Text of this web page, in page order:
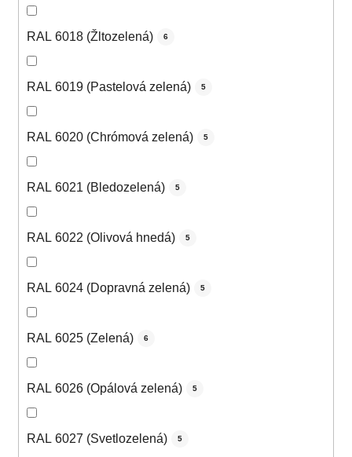
RAL 6018 (Žltozelená) 6
RAL 6019 (Pastelová zelená) 5
RAL 6020 (Chrómová zelená) 5
RAL 6021 (Bledozelená) 5
RAL 6022 (Olivová hnedá) 5
RAL 6024 (Dopravná zelená) 5
RAL 6025 (Zelená) 6
RAL 6026 (Opálová zelená) 5
RAL 6027 (Svetlozelená) 5